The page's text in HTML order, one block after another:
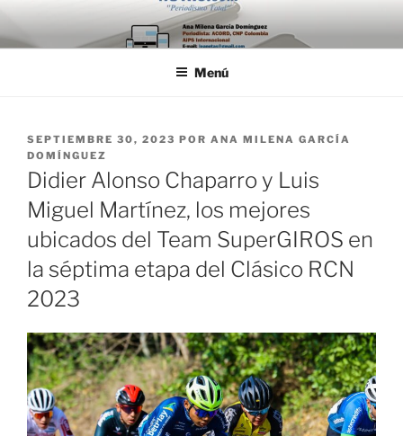
Saltar
al
contenido
Menú
PUBLICADO
EL
SEPTIEMBRE 30, 2023 POR ANA MILENA GARCÍA
DOMÍNGUEZ
Didier Alonso Chaparro y Luis
Miguel Martínez, los mejores
ubicados del Team SuperGIROS en
la séptima etapa del Clásico RCN
2023